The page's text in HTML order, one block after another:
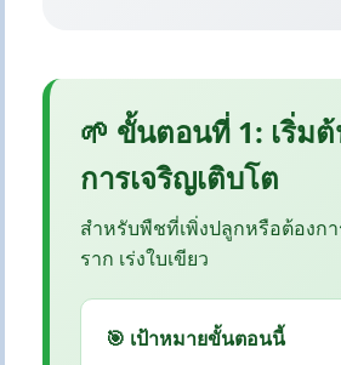
🌱 ขั้นตอนที่ 1: เริ่มต้
การเจริญเติบโต
สำหรับพืชที่เพิ่งปลูกหรือต้องกา
ราก เร่งใบเขียว
🎯 เป้าหมายขั้นตอนนี้